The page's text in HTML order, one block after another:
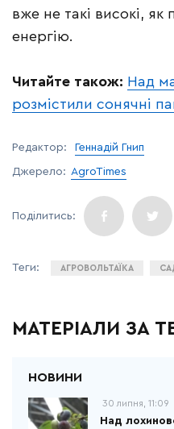
вже не такі високі, як
енергію.
Читайте також: Над
розмістили сонячні
Редактор: Геннадій Гнип
Джерело: AgroTimes
АГРОВОЛЬТАЇКА
МАТЕРІАЛИ ЗА
30 липня, 11:09
Над